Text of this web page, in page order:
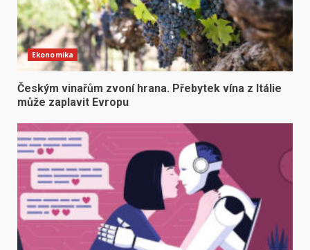
Ekonomika
Českým vinařům zvoní hrana. Přebytek vína z Itálie
může zaplavit Evropu